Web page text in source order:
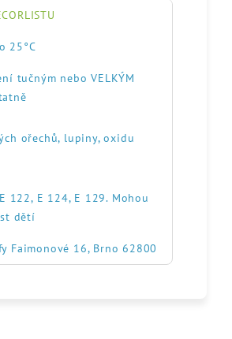
25°C
tučným nebo VELKÝM
ořechů, lupiny, oxidu
122, E 124, E 129. Mohou
dětí
Faimonové 16, Brno 62800